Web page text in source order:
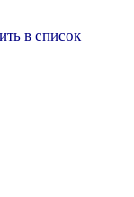
в список